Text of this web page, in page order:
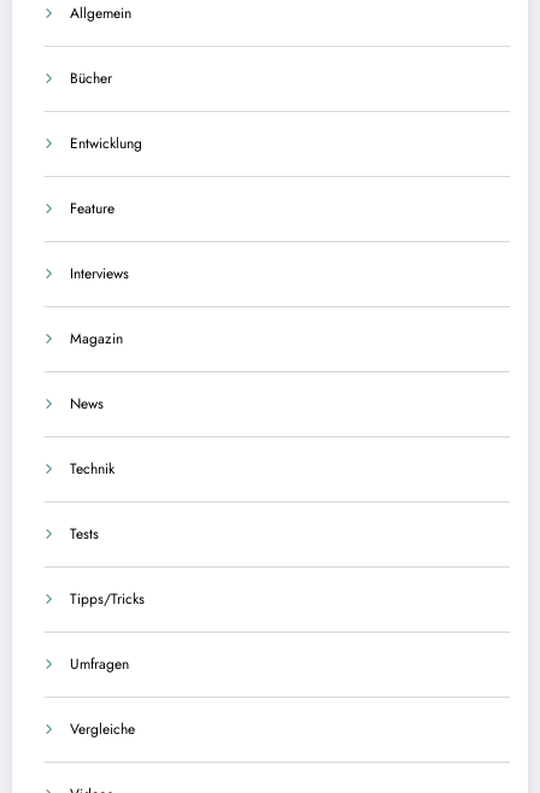
Allgemein
Bücher
Entwicklung
Feature
Interviews
Magazin
News
Technik
Tests
Tipps/Tricks
Umfragen
Vergleiche